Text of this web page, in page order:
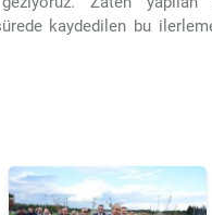
kaydedilen bu